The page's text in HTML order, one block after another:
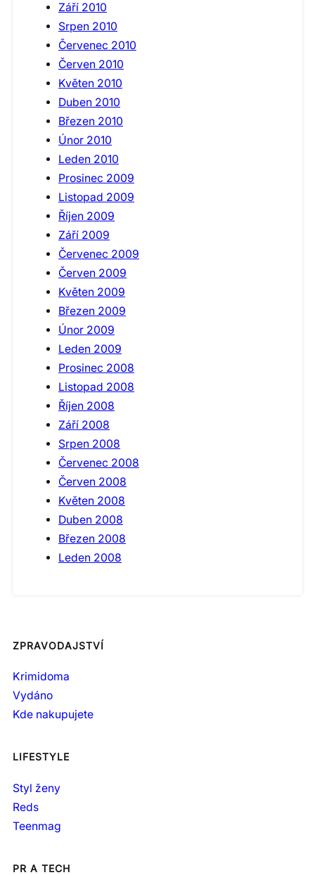
Září 2010
Srpen 2010
Červenec 2010
Červen 2010
Květen 2010
Duben 2010
Březen 2010
Únor 2010
Leden 2010
Prosinec 2009
Listopad 2009
Říjen 2009
Září 2009
Červenec 2009
Červen 2009
Květen 2009
Březen 2009
Únor 2009
Leden 2009
Prosinec 2008
Listopad 2008
Říjen 2008
Září 2008
Srpen 2008
Červenec 2008
Červen 2008
Květen 2008
Duben 2008
Březen 2008
Leden 2008
ZPRAVODAJSTVÍ
Krimidoma
Vydáno
Kde nakupujete
LIFESTYLE
Styl ženy
Reds
Teenmag
PR A TECH